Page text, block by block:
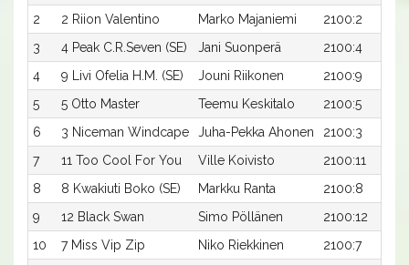
2
2 Riion Valentino Marko Majaniemi
2100:2
3
4 Peak C.R.Seven (SE) Jani Suonperä
2100:4
4
9 Livi Ofelia H.M. (SE) Jouni Riikonen
2100:9
5
5 Otto Master Teemu Keskitalo
2100:5
6
3 Niceman Windcape Juha-Pekka Ahonen
2100:3
7
11 Too Cool For You Ville Koivisto
2100:11
8
8 Kwakiuti Boko (SE) Markku Ranta
2100:8
9
12 Black Swan Simo Pöllänen
2100:12
10
7 Miss Vip Zip Niko Riekkinen
2100:7